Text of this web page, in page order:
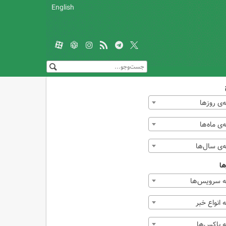
English
روزها
ماه‌ها
سال‌ها
سرویس‌ها
انواع خبر